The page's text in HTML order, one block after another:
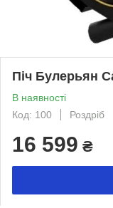
Піч Булерьян
В наявності
Код: 100
Роздріб
16 599 ₴